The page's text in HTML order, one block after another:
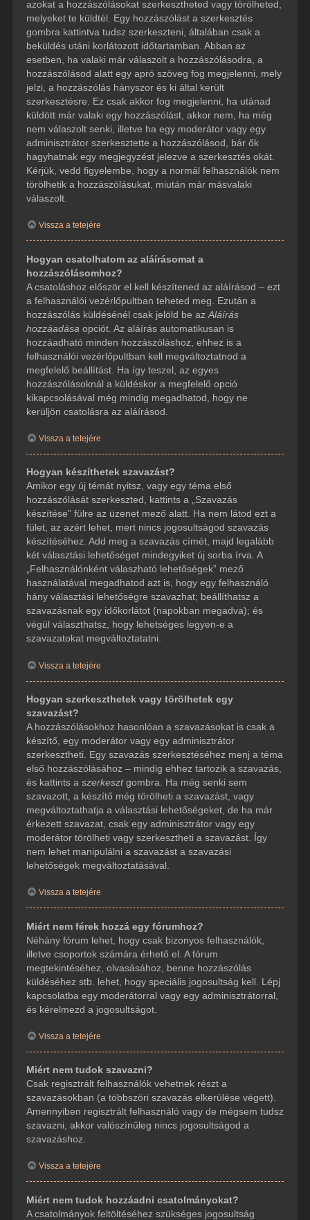
azokat a hozzászólásokat szerkesztheted vagy törölheted,
melyeket te küldtél. Egy hozzászólást a szerkesztés
gombra kattintva tudsz szerkeszteni, általában csak a
beküldés utáni korlátozott időtartamban. Abban az
esetben, ha valaki már válaszolt a hozzászólásodra, a
hozzászólásod alatt egy apró szöveg fog megjelenni, mely
jelzi, a hozzászólás hányszor és ki által került
szerkesztésre. Ez csak akkor fog megjelenni, ha utánad
küldött már valaki egy hozzászólást, akkor nem, ha még
nem válaszolt senki, illetve ha egy moderátor vagy egy
adminisztrátor szerkesztette a hozzászólásod, bár ők
hagyhatnak egy megjegyzést jelezve a szerkesztés okát.
Kérjük, vedd figyelembe, hogy a normál felhasználók nem
törölhetik a hozzászólásukat, miután már másvalaki
válaszolt.
Vissza a tetejére
Hogyan csatolhatom az aláírásomat a
hozzászólásomhoz?
A csatoláshoz először el kell készítened az aláírásod – ezt
a felhasználói vezérlőpultban teheted meg. Ezután a
hozzászólás küldésénél csak jelöld be az Aláírás
hozzáadása opciót. Az aláírás automatikusan is
hozzáadható minden hozzászóláshoz, ehhez is a
felhasználói vezérlőpultban kell megváltoztatnod a
megfelelő beállítást. Ha így teszel, az egyes
hozzászólásoknál a küldéskor a megfelelő opció
kikapcsolásával még mindig megadhatod, hogy ne
kerüljön csatolásra az aláírásod.
Vissza a tetejére
Hogyan készíthetek szavazást?
Amikor egy új témát nyitsz, vagy egy téma első
hozzászólását szerkeszted, kattints a „Szavazás
készítése” fülre az üzenet mező alatt. Ha nem látod ezt a
fület, az azért lehet, mert nincs jogosultságod szavazás
készítéséhez. Add meg a szavazás címét, majd legalább
két választási lehetőséget mindegyiket új sorba írva. A
„Felhasználónként válaszható lehetőségek” mező
használatával megadhatod azt is, hogy egy felhasználó
hány választási lehetőségre szavazhat; beállíthatsz a
szavazásnak egy időkorlátot (napokban megadva); és
végül választhatsz, hogy lehetséges legyen-e a
szavazatokat megváltoztatatni.
Vissza a tetejére
Hogyan szerkeszthetek vagy törölhetek egy
szavazást?
A hozzászólásokhoz hasonlóan a szavazásokat is csak a
készítő, egy moderátor vagy egy adminisztrátor
szerkesztheti. Egy szavazás szerkesztéséhez menj a téma
első hozzászólásához – mindig ehhez tartozik a szavazás,
és kattints a szerkesztgombra. Ha még senki sem
szavazott, a készítő még törölheti a szavazást, vagy
megváltoztathatja a választási lehetőségeket, de ha már
érkezett szavazat, csak egy adminisztrátor vagy egy
moderátor törölheti vagy szerkesztheti a szavazást. Így
nem lehet manipulálni a szavazást a szavazási
lehetőségek megváltoztatásával.
Vissza a tetejére
Miért nem férek hozzá egy fórumhoz?
Néhány fórum lehet, hogy csak bizonyos felhasználók,
illetve csoportok számára érhető el. A fórum
megtekintéséhez, olvasásához, benne hozzászólás
küldéséhez stb. lehet, hogy speciális jogosultság kell. Lépj
kapcsolatba egy moderátorral vagy egy adminisztrátorral,
és kérelmezd a jogosultságot.
Vissza a tetejére
Miért nem tudok szavazni?
Csak regisztrált felhasználók vehetnek részt a
szavazásokban (a többszöri szavazás elkerülése végett).
Amennyiben regisztrált felhasználó vagy de mégsem tudsz
szavazni, akkor valószínűleg nincs jogosultságod a
szavazáshoz.
Vissza a tetejére
Miért nem tudok hozzáadni csatolmányokat?
A csatolmányok feltöltéséhez szükséges jogosultság